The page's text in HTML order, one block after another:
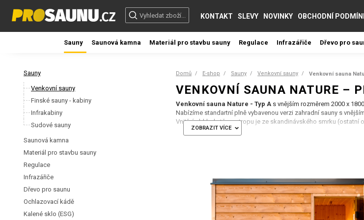
KONTAKT SLEVY NOVINKY OBCHODNÍ
Sauny Saunová kamna Materiál pro stavbu sauny Regulace Infrazářiče Dřevo pro
Sauny
Venkovní sauny
Finské sauny - kabiny
Infrakabiny
Sudové sauny
Saunová kamna
Materiál pro stavbu sauny
Regulace
Infrazářiče
Dřevo pro saunu
Ochlazovací kádě
Kalené sklo (ESG)
Domů E-shop Sauny Venkovní sauny Venkovní sauna
VENKOVNÍ SAUNA NATURE –
Venkovní sauna Nature - Typ A s vnějším rozměrem 2000 x
Nabízíme standartní plně vybavenou verzi zahradní sauny s
Vnitřní obklad stěn a stropu je ze skandinávského smrku
Interiér sauny:Typ Silver, vyrobeno z africké vrby Abachi
Pultová střecha s minimálním spádem a oplechováním
Zateplená se smrkovými podlahovými prkny bez
Klasické rohové saunové světlo.
Technologie sauny:
- Topidlo německé výroby EOS THERMAT (9kW/ 400V)
- Regulace sauny EOS ECON D4 v dřevěné skříňce
ZOBRAZIT VÍCE